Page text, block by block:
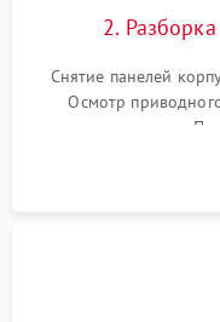
2.
Снятие панелей
Осмотр
амортизаторов.
крестовины на